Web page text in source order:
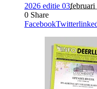
2026 editie 03februari
0 Share
FacebookTwitter